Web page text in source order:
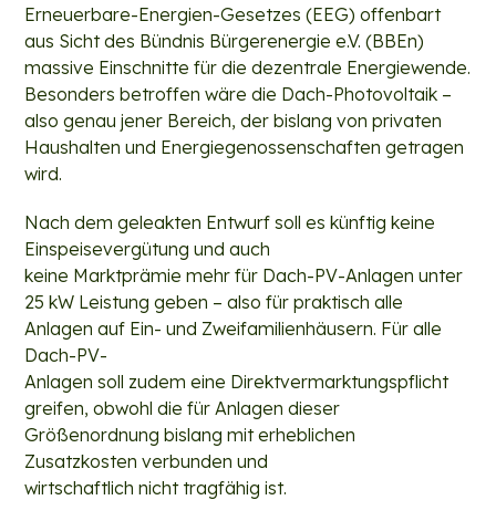
Erneuerbare-Energien-Gesetzes (EEG) offenbart
aus Sicht des Bündnis Bürgerenergie e.V. (BBEn)
massive Einschnitte für die dezentrale Energiewende.
Besonders betroffen wäre die Dach-Photovoltaik –
also genau jener Bereich, der bislang von privaten
Haushalten und Energiegenossenschaften getragen
wird.
Nach dem geleakten Entwurf soll es künftig keine
Einspeisevergütung und auch
keine Marktprämie mehr für Dach-PV-Anlagen unter
25 kW Leistung geben – also für praktisch alle
Anlagen auf Ein- und Zweifamilienhäusern. Für alle
Dach-PV-
Anlagen soll zudem eine Direktvermarktungspflicht
greifen, obwohl die für Anlagen dieser
Größenordnung bislang mit erheblichen
Zusatzkosten verbunden und
wirtschaftlich nicht tragfähig ist.